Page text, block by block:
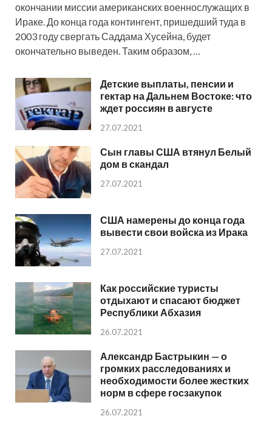
окончании миссии американских военнослужащих в
Ираке. До конца года контингент, пришедший туда в
2003 году свергать Саддама Хусейна, будет
окончательно выведен. Таким образом, …
Детские выплаты, пенсии и
гектар на Дальнем Востоке: что
ждет россиян в августе
27.07.2021
Сын главы США втянул Белый
дом в скандал
27.07.2021
США намерены до конца года
вывести свои войска из Ирака
27.07.2021
Как российские туристы
отдыхают и спасают бюджет
Республики Абхазия
26.07.2021
Александр Бастрыкин — о
громких расследованиях и
необходимости более жестких
норм в сфере госзакупок
26.07.2021